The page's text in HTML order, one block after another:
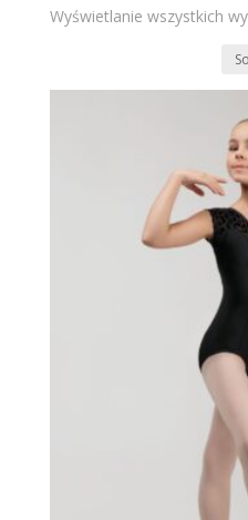
Wyświetlanie wszystkich